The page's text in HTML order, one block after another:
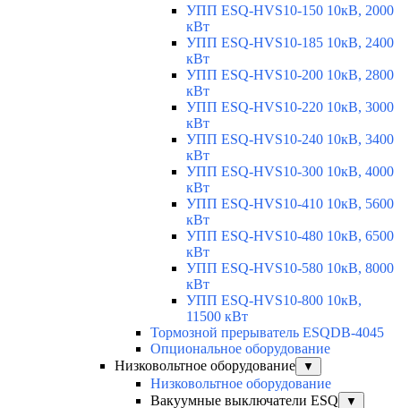
УПП ESQ-HVS10-150 10кВ, 2000
кВт
УПП ESQ-HVS10-185 10кВ, 2400
кВт
УПП ESQ-HVS10-200 10кВ, 2800
кВт
УПП ESQ-HVS10-220 10кВ, 3000
кВт
УПП ESQ-HVS10-240 10кВ, 3400
кВт
УПП ESQ-HVS10-300 10кВ, 4000
кВт
УПП ESQ-HVS10-410 10кВ, 5600
кВт
УПП ESQ-HVS10-480 10кВ, 6500
кВт
УПП ESQ-HVS10-580 10кВ, 8000
кВт
УПП ESQ-HVS10-800 10кВ,
11500 кВт
Тормозной прерыватель ESQDB-4045
Опциональное оборудование
Низковольтное оборудование
▼
Низковольтное оборудование
Вакуумные выключатели ESQ
▼